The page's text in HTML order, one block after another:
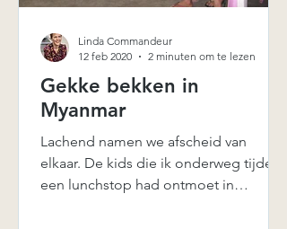
Gekke bekken in
Myanmar
Lachend namen we afscheid van
elkaar. De kids die ik onderweg tijdens
een lunchstop had ontmoet in
Linda Commandeur
12 feb 2020
2 minuten om te lezen